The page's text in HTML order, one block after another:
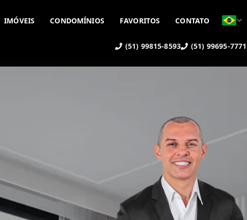
(51) 99815-8593 (51) 99695-7771
IMÓVEIS CONDOMÍNIOS FAVORITOS CONTATO